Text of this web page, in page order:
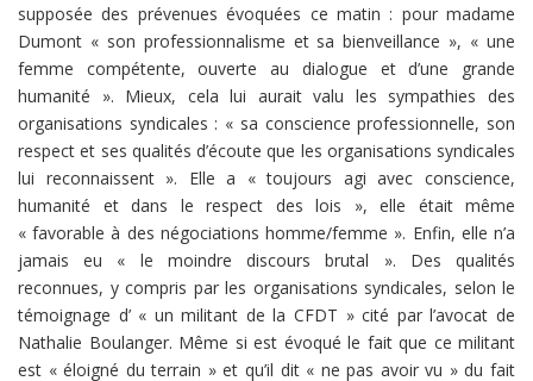
supposée des prévenues évoquées ce matin : pour madame
Dumont « son professionnalisme et sa bienveillance », « une
femme compétente, ouverte au dialogue et d’une grande
humanité ». Mieux, cela lui aurait valu les sympathies des
organisations syndicales : « sa conscience professionnelle, son
respect et ses qualités d’écoute que les organisations syndicales
lui reconnaissent ». Elle a « toujours agi avec conscience,
humanité et dans le respect des lois », elle était même
« favorable à des négociations homme/femme ». Enfin, elle n’a
jamais eu « le moindre discours brutal ». Des qualités
reconnues, y compris par les organisations syndicales, selon le
témoignage d’ « un militant de la CFDT » cité par l’avocat de
Nathalie Boulanger. Même si est évoqué le fait que ce militant
est « éloigné du terrain » et qu’il dit « ne pas avoir vu » du fait